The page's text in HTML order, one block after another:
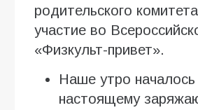
родительского
участие во
«Физкульт-привет».
Наше утро началось
настоящему